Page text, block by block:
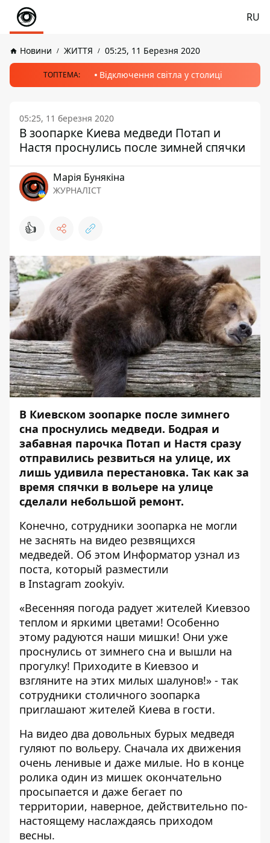
RU
Новини ЖИТТЯ 05:25, 11 Березня 2020
ТОПТЕМА: Відключення світла у столиці
05:25, 11 березня 2020
В зоопарке Киева медведи Потап и
Настя проснулись после зимней спячки
Марія Бунякіна
ЖУРНАЛІСТ
👍
В Киевском зоопарке после зимнего
сна проснулись медведи. Бодрая и
забавная парочка Потап и Настя сразу
отправились резвиться на улице, их
лишь удивила перестановка. Так как за
время спячки в вольере на улице
сделали небольшой ремонт.
Конечно, сотрудники зоопарка не могли
не заснять на видео резвящихся
медведей. Об этом Информатор узнал из
поста, который разместили
в Instagram zookyiv.
«Весенняя погода радует жителей Киевзоо
теплом и яркими цветами! Особенно
этому радуются наши мишки! Они уже
проснулись от зимнего сна и вышли на
прогулку! Приходите в Киевзоо и
взгляните на этих милых шалунов!» - так
сотрудники столичного зоопарка
приглашают жителей Киева в гости.
На видео два довольных бурых медведя
гуляют по вольеру. Сначала их движения
очень ленивые и даже милые. Но в конце
ролика один из мишек окончательно
просыпается и даже бегает по
территории, наверное, действительно по-
настоящему наслаждаясь приходом
весны.